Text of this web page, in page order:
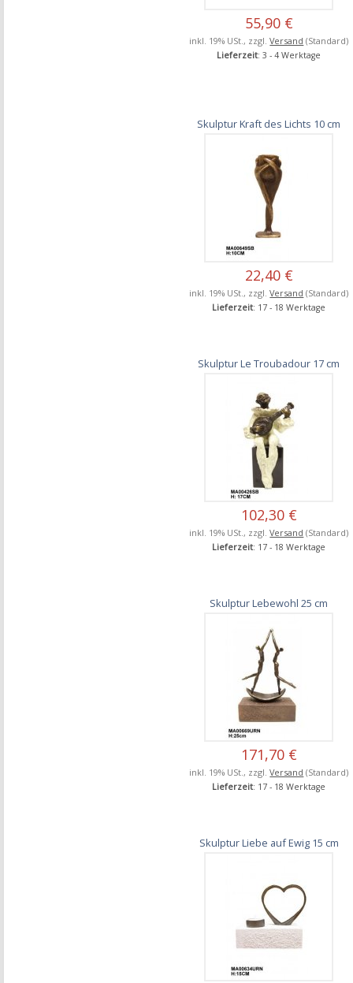
55,90 €
inkl. 19% USt., zzgl.Versand (Standard)
Lieferzeit: 3 - 4 Werktage
Skulptur Kraft des Lichts 10 cm
22,40 €
inkl. 19% USt., zzgl.Versand (Standard)
Lieferzeit: 17 - 18 Werktage
Skulptur Le Troubadour 17 cm
102,30 €
inkl. 19% USt., zzgl.Versand (Standard)
Lieferzeit: 17 - 18 Werktage
Skulptur Lebewohl 25 cm
171,70 €
inkl. 19% USt., zzgl.Versand (Standard)
Lieferzeit: 17 - 18 Werktage
Skulptur Liebe auf Ewig 15 cm